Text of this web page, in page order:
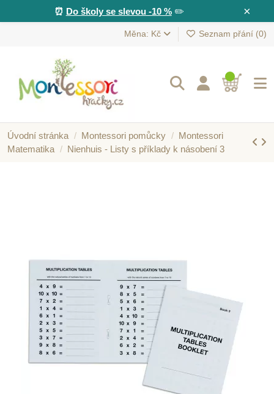
×
⏰ Do školy se slevou -10 %✏️
Měna: Kč Seznam přání (0)
Úvodní stránka Montessori pomůcky
Montessori
Matematika
Nienhuis - Listy s příklady k násobení 3